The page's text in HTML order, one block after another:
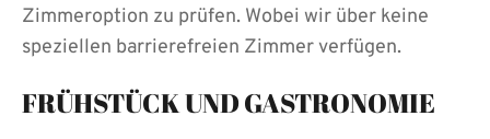
Zimmeroption zu prüfen. Wobei wir über keine
speziellen barrierefreien Zimmer verfügen.
FRÜHSTÜCK UND GASTRONOMIE